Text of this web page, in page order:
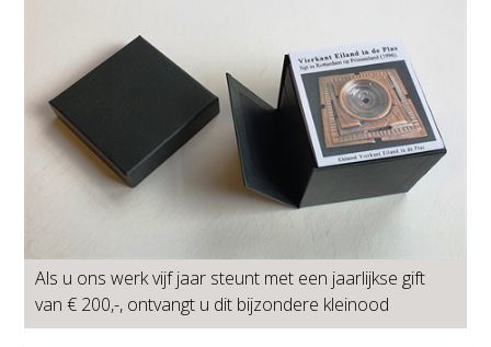
Als u ons werk vijf jaar steunt met een jaarlijkse gift
van € 200,-, ontvangt u dit bijzondere kleinood